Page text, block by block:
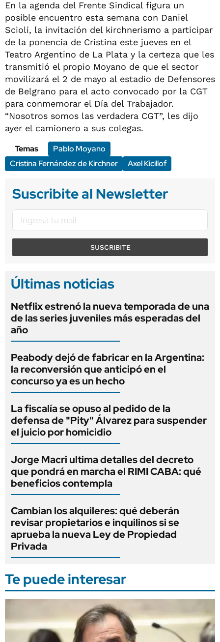
En la agenda del Frente Sindical figura un
posible encuentro esta semana con Daniel
Scioli, la invitación del kirchnerismo a participar
de la ponencia de Cristina este jueves en el
Teatro Argentino de La Plata y la certeza que les
transmitió el propio Moyano de que el sector
movilizará el 2 de mayo al estadio de Defensores
de Belgrano para el acto convocado por la CGT
para conmemorar el Día del Trabajador.
“Nosotros somos las verdadera CGT”, les dijo
ayer el camionero a sus colegas.
Temas
Pablo Moyano
Cristina Fernández de Kirchner
Axel Kicillof
Suscribite al Newsletter
SUSCRIBITE
Últimas noticias
Netflix estrenó la nueva temporada de una
de las series juveniles más esperadas del
año
Peabody dejó de fabricar en la Argentina:
la reconversión que anticipó en el
concurso ya es un hecho
La fiscalía se opuso al pedido de la
defensa de "Pity" Álvarez para suspender
el juicio por homicidio
Jorge Macri ultima detalles del decreto
que pondrá en marcha el RIMI CABA: qué
beneficios contempla
Cambian los alquileres: qué deberán
revisar propietarios e inquilinos si se
aprueba la nueva Ley de Propiedad
Privada
Te puede interesar